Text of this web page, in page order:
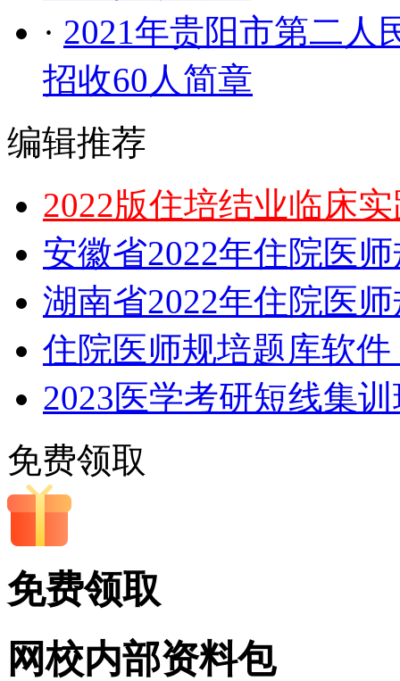
· 2021年贵阳市第二人
招收60人简章
编辑推荐
2022版住培结业临床
安徽省2022年住院医
湖南省2022年住院医
住院医师规培题库软
2023医学考研短线集
免费领取
免费领取
网校内部资料包